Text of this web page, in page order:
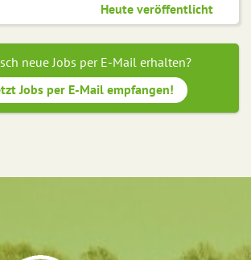
Heute veröffentlicht
neue Jobs per E-Mail erhalten?
Jobs per E-Mail empfangen!